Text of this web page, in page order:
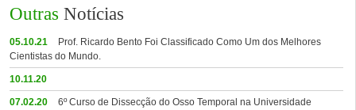
Outras Notícias
05.10.21
Prof. Ricardo Bento Foi Classificado Como Um dos Melhores
Cientistas do Mundo.
10.11.20
07.02.20
6º Curso de Dissecção do Osso Temporal na Universidade